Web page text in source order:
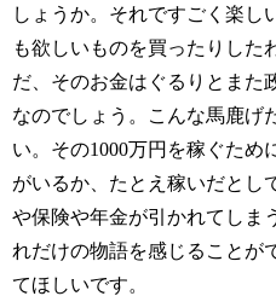
しょうか。それですごく楽し
も欲しいものを買ったりした
だ、そのお金はぐるりとまた
なのでしょう。こんな馬鹿げ
い。その1000万円を稼ぐため
がいるか、たとえ稼いだとし
や保険や年金が引かれてしま
れだけの物語を感じることが
てほしいです。